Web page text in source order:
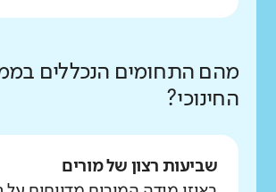
מהם התחומים הנכללים
החינוכי?
שביעות רצון של מורים